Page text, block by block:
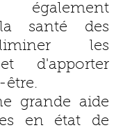
santé des
les
d'apporter
être.​
grande aide
en état de